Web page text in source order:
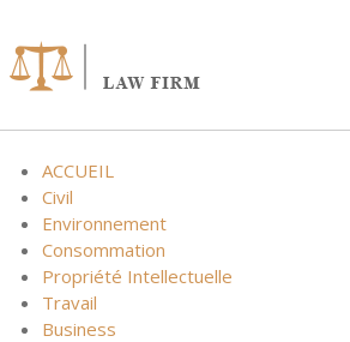
content
ACCUEIL
Civil
Environnement
Consommation
Propriété Intellectuelle
Travail
Business